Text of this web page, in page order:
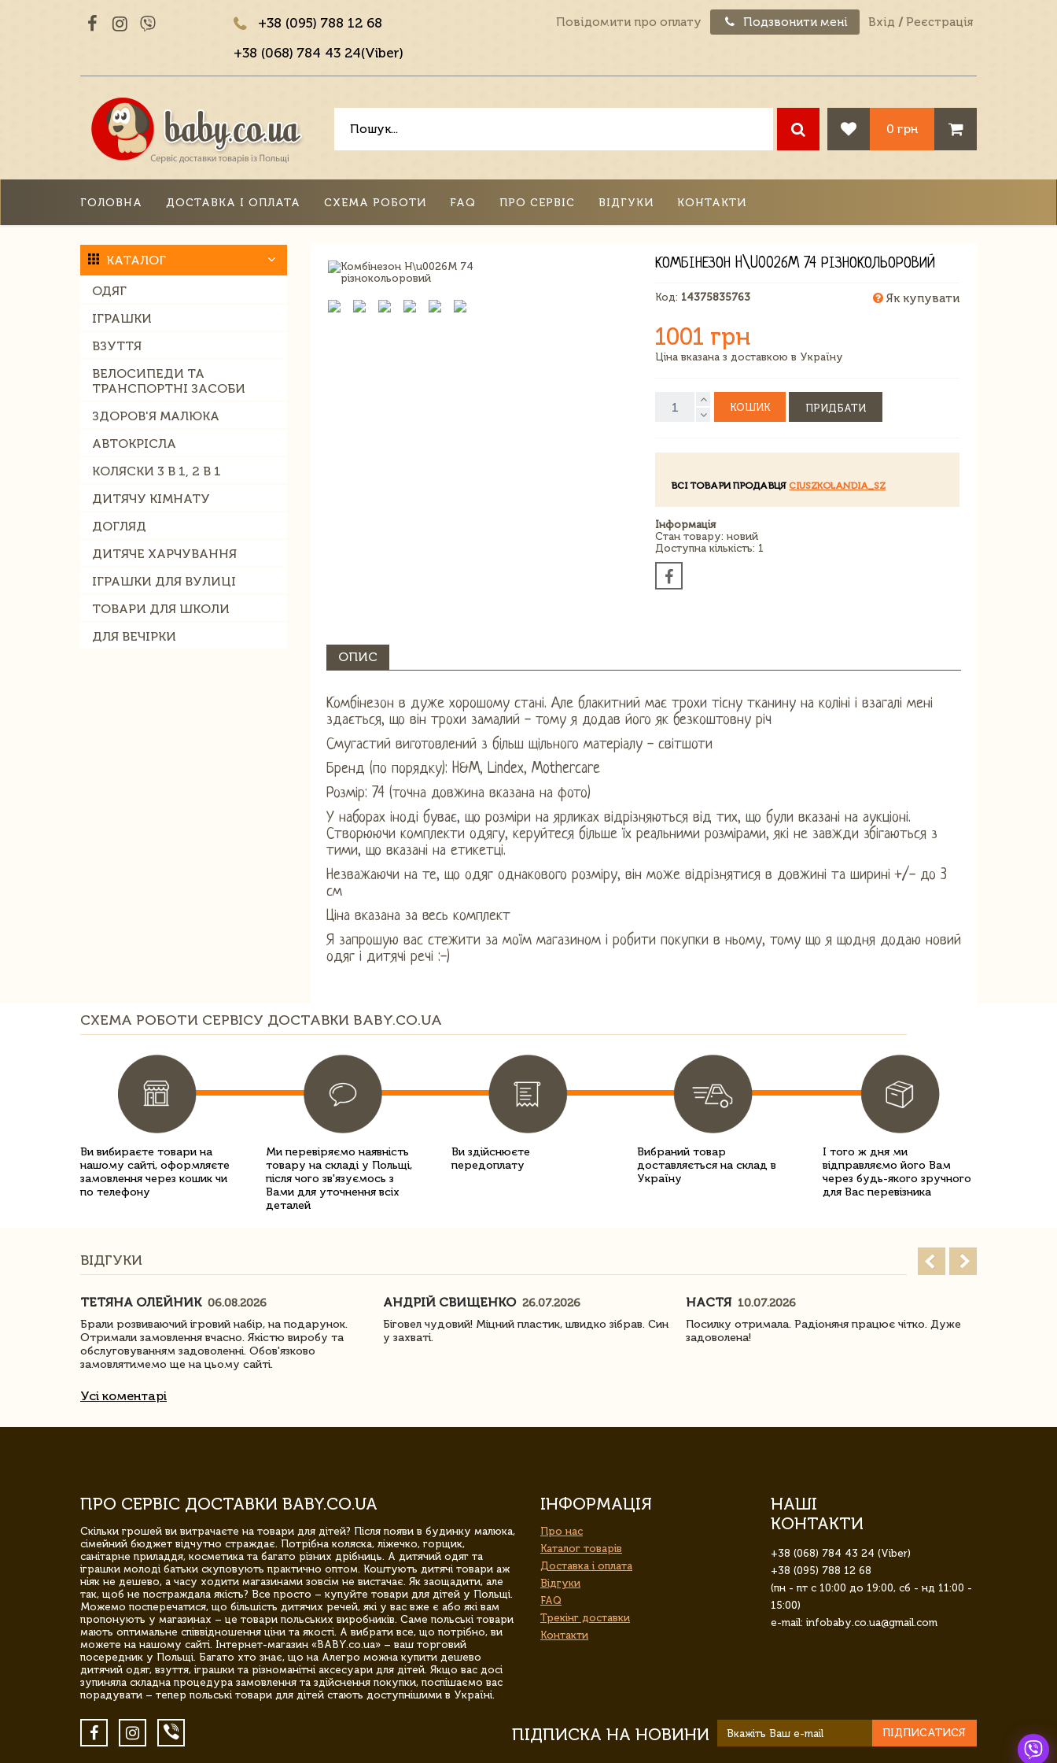
+38 (095) 788 12 68
+38 (068) 784 43 24(Viber)
Повідомити про оплату Подзвонити мені Вхід / Реєстрація
0 грн
ГОЛОВНА ДОСТАВКА І ОПЛАТА СХЕМА РОБОТИ FAQ ПРО СЕРВІС ВІДГУКИ КОНТАКТИ
КАТАЛОГ
ОДЯГ
ІГРАШКИ
ВЗУТТЯ
ВЕЛОСИПЕДИ ТА
ТРАНСПОРТНІ ЗАСОБИ
ЗДОРОВ'Я МАЛЮКА
АВТОКРІСЛА
КОЛЯСКИ 3 В 1, 2 В 1
ДИТЯЧУ КІМНАТУ
ДОГЛЯД
ДИТЯЧЕ ХАРЧУВАННЯ
ІГРАШКИ ДЛЯ ВУЛИЦІ
ТОВАРИ ДЛЯ ШКОЛИ
ДЛЯ ВЕЧІРКИ
КОМБІНЕЗОН H\U0026M 74 РІЗНОКОЛЬОРОВИЙ
Код: 14375835763 Як купувати
1001 грн
Ціна вказана з доставкою в Україну
КОШИК ПРИДБАТИ
ВСІ ТОВАРИ ПРОДАВЦЯCIUSZKOLANDIA_SZ
Інформація
Стан товару: новий
Доступна кількість: 1
ОПИС
Комбінезон в дуже хорошому стані. Але блакитний має трохи тісну тканину на коліні і взагалі мені
здається, що він трохи замалий - тому я додав його як безкоштовну річ
Смугастий виготовлений з більш щільного матеріалу - світшоти
Бренд (по порядку): H&M, Lindex, Mothercare
Розмір: 74 (точна довжина вказана на фото)
У наборах іноді буває, що розміри на ярликах відрізняються від тих, що були вказані на аукціоні.
Створюючи комплекти одягу, керуйтеся більше їх реальними розмірами, які не завжди збігаються з
тими, що вказані на етикетці.
Незважаючи на те, що одяг однакового розміру, він може відрізнятися в довжині та ширині +/- до 3
см
Ціна вказана за весь комплект
Я запрошую вас стежити за моїм магазином і робити покупки в ньому, тому що я щодня додаю новий
одяг і дитячі речі :-)
СХЕМА РОБОТИ СЕРВІСУ ДОСТАВКИ BABY.CO.UA
Ви вибираєте товари на
нашому сайті, оформляєте
замовлення через кошик чи
по телефону
Ми перевіряємо наявність
товару на складі у Польщі,
після чого зв'язуємось з
Вами для уточнення всіх
деталей
Ви здійснюєте
передоплату
Вибраний товар
доставляється на склад в
Україну
І того ж дня ми
відправляємо його Вам
через будь-якого зручного
для Вас перевізника
ВІДГУКИ
ТЕТЯНА ОЛЕЙНИК 06.08.2026
Брали розвиваючий ігровий набір, на подарунок.
Отримали замовлення вчасно. Якістю виробу та
обслуговуванням задоволенні. Обов'язково
замовлятимемо ще на цьому сайті.
АНДРІЙ СВИЩЕНКО 26.07.2026
Біговел чудовий! Міцний пластик, швидко зібрав. Син
у захваті.
НАСТЯ 10.07.2026
Посилку отримала. Радіоняня працює чітко. Дуже
задоволена!
Усі коментарі
ПРО СЕРВІС ДОСТАВКИ BABY.CO.UA
Скільки грошей ви витрачаєте на товари для дітей? Після появи в будинку малюка,
сімейний бюджет відчутно страждає. Потрібна коляска, ліжечко, горщик,
санітарне приладдя, косметика та багато різних дрібниць. А дитячий одяг та
іграшки молоді батьки скуповують практично оптом. Коштують дитячі товари аж
ніяк не дешево, а часу ходити магазинами зовсім не вистачає. Як заощадити, але
так, щоб не постраждала якість? Все просто – купуйте товари для дітей у Польщі.
Можемо посперечатися, що більшість дитячих речей, які у вас вже є або які вам
пропонують у магазинах – це товари польських виробників. Саме польські товари
мають оптимальне співвідношення ціни та якості. А вибрати все, що потрібно, ви
можете на нашому сайті. Інтернет-магазин «BABY.co.ua» – ваш торговий
посередник у Польщі. Багато хто знає, що на Алегро можна купити дешево
дитячий одяг, взуття, іграшки та різноманітні аксесуари для дітей. Якщо вас досі
зупиняла складна процедура замовлення та здійснення покупки, поспішаємо вас
порадувати – тепер польські товари для дітей стають доступнішими в Україні.
ІНФОРМАЦІЯ
Про нас
Каталог товарів
Доставка і оплата
Відгуки
FAQ
Трекінг доставки
Контакти
НАШІ
КОНТАКТИ
+38 (068) 784 43 24 (Viber)
+38 (095) 788 12 68
(пн - пт с 10:00 до 19:00, сб - нд 11:00 -
15:00)
e-mail: infobaby.co.ua@gmail.com
ПІДПИСКА НА НОВИНИ ПІДПИСАТИСЯ